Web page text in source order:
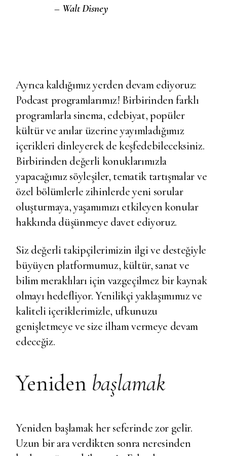
– Walt Disney
Ayrıca kaldığımız yerden devam ediyoruz:
Podcast programlarımız! Birbirinden farklı
programlarla sinema, edebiyat, popüler
kültür ve anılar üzerine yayımladığımız
içerikleri dinleyerek de keşfedebileceksiniz.
Birbirinden değerli konuklarımızla
yapacağımız söyleşiler, tematik tartışmalar ve
özel bölümlerle zihinlerde yeni sorular
oluşturmaya, yaşamımızı etkileyen konular
hakkında düşünmeye davet ediyoruz.
Siz değerli takipçilerimizin ilgi ve desteğiyle
büyüyen platformumuz, kültür, sanat ve
bilim meraklıları için vazgeçilmez bir kaynak
olmayı hedefliyor. Yenilikçi yaklaşımımız ve
kaliteli içeriklerimizle, ufkunuzu
genişletmeye ve size ilham vermeye devam
edeceğiz.
Yeniden başlamak
Yeniden başlamak her seferinde zor gelir.
Uzun bir ara verdikten sonra neresinden